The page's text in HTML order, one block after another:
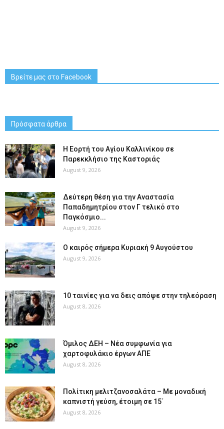
Βρείτε μας στο Facebook
Πρόσφατα άρθρα
H Εορτή του Αγίου Καλλινίκου σε
Παρεκκλήσιο της Καστοριάς
August 9, 2026
Δεύτερη θέση για την Αναστασία
Παπαδημητρίου στον Γ τελικό στο
Παγκόσμιο...
August 9, 2026
Ο καιρός σήμερα Κυριακή 9 Αυγούστου
August 9, 2026
10 ταινίες για να δεις απόψε στην τηλεόραση
August 8, 2026
Όμιλος ΔΕΗ – Νέα συμφωνία για
χαρτοφυλάκιο έργων ΑΠΕ
August 8, 2026
Πολίτικη μελιτζανοσαλάτα – Με μοναδική
καπνιστή γεύση, έτοιμη σε 15΄
August 8, 2026